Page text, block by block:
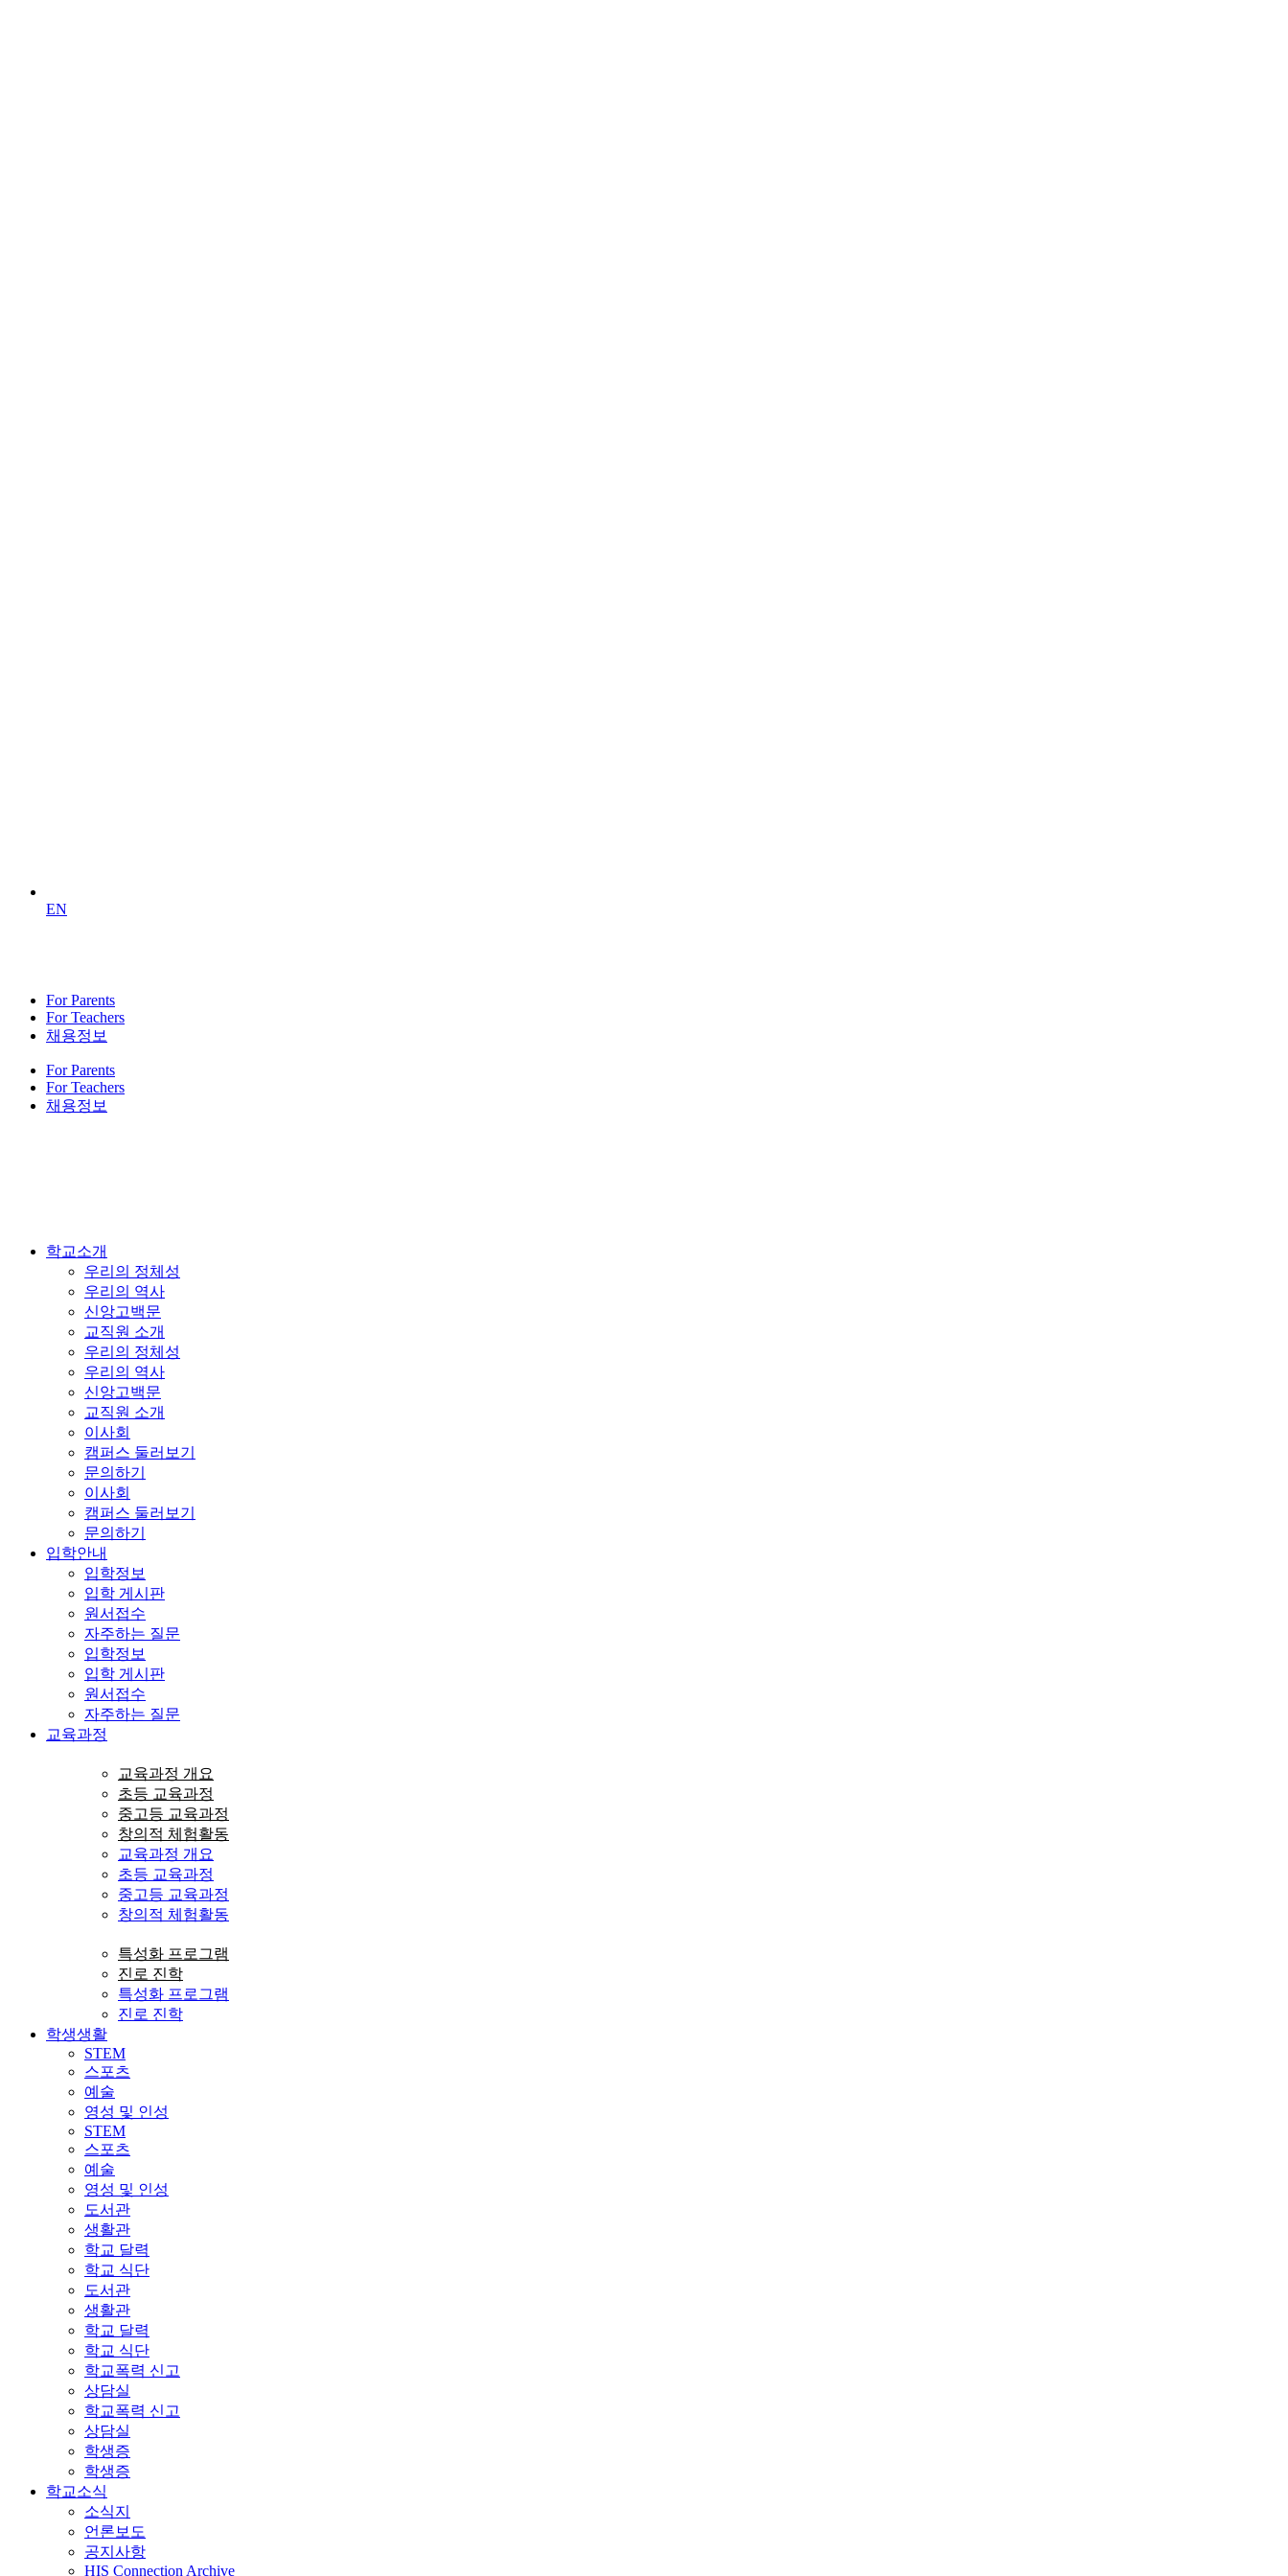
EN
For Parents
For Teachers
채용정보
For Parents
For Teachers
채용정보
학교소개
우리의 정체성
우리의 역사
신앙고백문
교직원 소개
우리의 정체성
우리의 역사
신앙고백문
교직원 소개
이사회
캠퍼스 둘러보기
문의하기
이사회
캠퍼스 둘러보기
문의하기
입학안내
입학정보
입학 게시판
원서접수
자주하는 질문
입학정보
입학 게시판
원서접수
자주하는 질문
교육과정
교육과정 개요
초등 교육과정
중고등 교육과정
창의적 체험활동
교육과정 개요
초등 교육과정
중고등 교육과정
창의적 체험활동
특성화 프로그램
진로 진학
특성화 프로그램
진로 진학
학생생활
STEM
스포츠
예술
영성 및 인성
STEM
스포츠
예술
영성 및 인성
도서관
생활관
학교 달력
학교 식단
도서관
생활관
학교 달력
학교 식단
학교폭력 신고
상담실
학교폭력 신고
상담실
학생증
학생증
학교소식
소식지
언론보도
공지사항
HIS Connection Archive